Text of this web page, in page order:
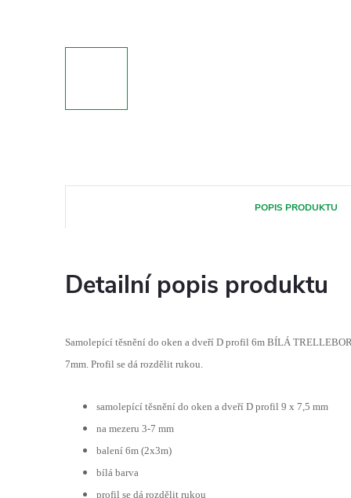
POPIS PRODUKTU
Detailní popis produktu
Samolepící těsnění do oken a dveří D profil 6m BÍLÁ
7mm. Profil se dá rozdělit rukou.
samolepící těsnění do oken a dveří D profil 9 x 7,5 mm
na mezeru 3-7 mm
balení 6m (2x3m)
bílá barva
profil se dá rozdělit rukou